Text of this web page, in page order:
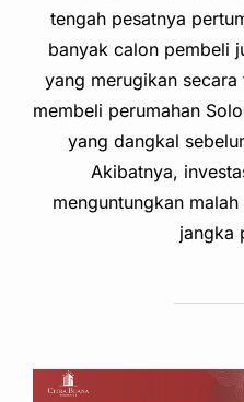
tengah pesatnya
banyak calon pembeli
yang merugikan secara
membeli perumahan
yang dangkal
Akibatnya,
menguntungkan
jangka